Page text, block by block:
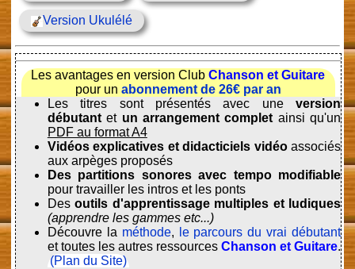
Version Ukulélé
Les avantages en version ClubChanson et Guitare
pour un abonnement de 26€ par an
Les titres sont présentés avec uneversion
débutantet un arrangement complet ainsi qu'un
PDF au format A4
Vidéos explicatives et didacticiels vidéoassociés
aux arpèges proposés
Des partitions sonores avec tempo modifiable
pour travailler les intros et les ponts
Desoutils d'apprentissage multiples et ludiques
(apprendre les gammes etc...)
Découvre la méthode,
le parcours du vrai débutant
et toutes les autres ressourcesChanson et Guitare.
(Plan du Site)